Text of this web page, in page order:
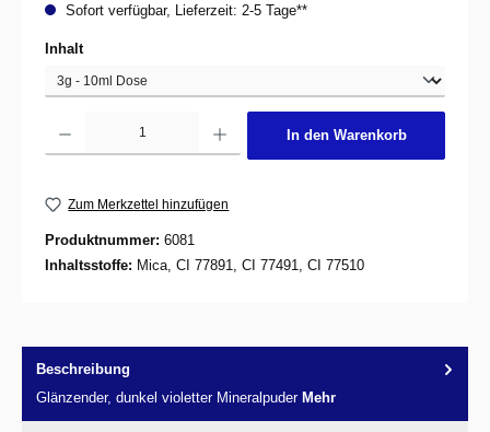
Sofort verfügbar, Lieferzeit: 2-5 Tage**
Inhaltauswählen
In den Warenkorb
Zum Merkzettel hinzufügen
Produktnummer: 6081
Inhaltsstoffe: Mica, CI 77891, CI 77491, CI 77510
Beschreibung
Glänzender, dunkel violetter Mineralpuder Mehr